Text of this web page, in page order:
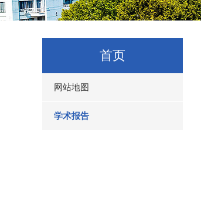
首页
网站地图
学术报告